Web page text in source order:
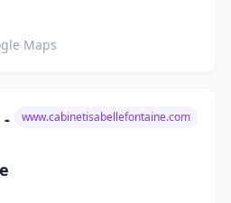
Maps
-
www.cabinetisabellefontaine.com